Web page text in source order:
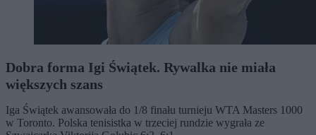
Dobra forma Igi Świątek. Rywalka nie miała
większych szans
Iga Świątek awansowała do 1/8 finału turnieju WTA Masters 1000
w Toronto. Polska tenisistka w trzeciej rundzie wygrała ze